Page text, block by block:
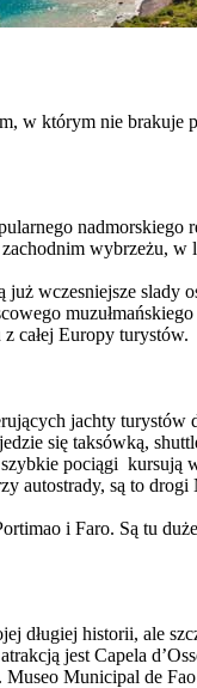
w którym nie
wybrzeżu, w
już wczesniejsze
całej Europy turystów.
jachty turystów
się taksówką,
pociągi
autostrady, są to
i Faro. Są tu
długiej historii, ale
jest Capela
Museo Municipal de